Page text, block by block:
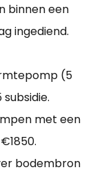
binnen een
ingediend.
(5
met een
bodembron